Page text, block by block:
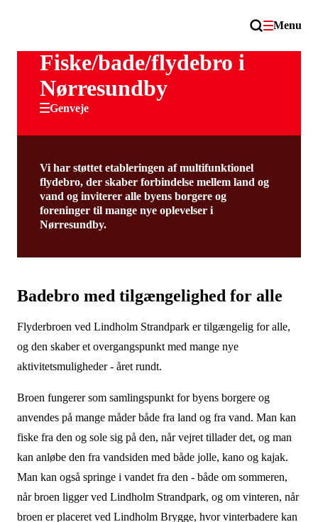
Menu
Fiske/bade/flydebro i
Nørresundby
Genveje
Vi har støttet etableringen af multifunktionel
flydebro, der skaber forbindelse mellem land og
vand og inviterer alle byens borgere og
foreninger til mange nye oplevelser i
Nørresundby.
Badebro med tilgængelighed for alle
Flyderbroen ved Lindholm Strandpark er tilgængelig for alle,
og den skaber et overgangspunkt med mange nye
aktivitetsmuligheder - året rundt.
Broen fungerer som samlingspunkt for byens borgere og
anvendes på mange måder både fra land og fra vand. Man kan
fiske fra den og sole sig på den, når vejret tillader det, og man
kan anløbe den fra vandsiden med både jolle, kano og kajak.
Man kan også springe i vandet fra den - både om sommeren,
når broen ligger ved Lindholm Strandpark, og om vinteren, når
broen er placeret ved Lindholm Brygge, hvor vinterbadere kan